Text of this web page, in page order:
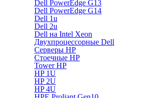
Dell PowerEdge G13
Dell PowerEdge G14
Dell 1u
Dell 2u
Dell на Intel Xeon
Двухпроцессорные Dell
Серверы HP
Стоечные HP
Tower HP
HP 1U
HP 2U
HP 4U